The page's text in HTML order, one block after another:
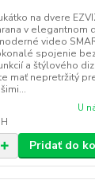
na dvere
v elegantnom
video
spojenie
a štýlového
mať nepretržitý
U
Pridať do